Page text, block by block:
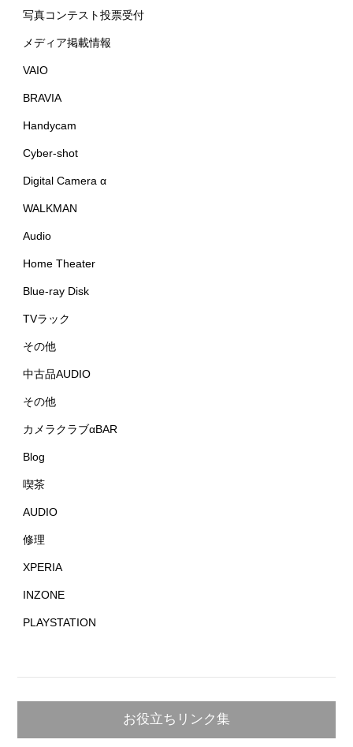
写真コンテスト投票受付
メディア掲載情報
VAIO
BRAVIA
Handycam
Cyber-shot
Digital Camera α
WALKMAN
Audio
Home Theater
Blue-ray Disk
TVラック
その他
中古品AUDIO
その他
カメラクラブαBAR
Blog
喫茶
AUDIO
修理
XPERIA
INZONE
PLAYSTATION
お役立ちリンク集